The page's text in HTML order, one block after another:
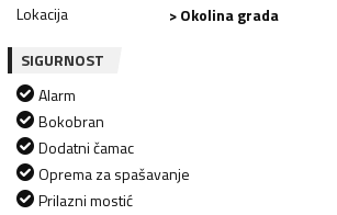
Lokacija
> Okolina grada
SIGURNOST
Alarm
Bokobran
Dodatni čamac
Oprema za spašavanje
Prilazni mostić